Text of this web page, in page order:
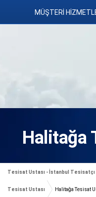
MÜŞTERİ
Halitağa
Tesisat Ustası - İstanbul Tesisatçı
Tesisat Ustası Halitağa Tesisat